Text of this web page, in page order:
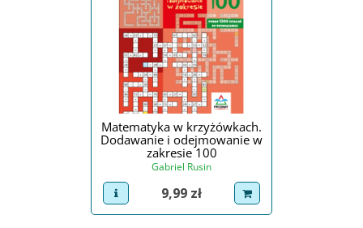
Matematyka w krzyżówkach.
Dodawanie i odejmowanie w
zakresie 100
Gabriel Rusin
view product
Cena
9,99 zł dodaj do koszyka